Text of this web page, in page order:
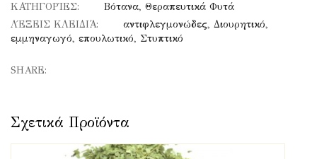
ΚΑΤΗΓΟΡΊΕΣ:
Βότανα, Θεραπευτικά Φυτά
ΛΈΞΕΙΣ ΚΛΕΙΔΙΆ:
αντιφλεγμονώδες, Διουρητικό,
εμμηναγωγό, επουλωτικό, Στυπτικό
SHARE: